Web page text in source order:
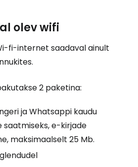
olev wifi
fi-internet saadaval ainult
2 paketina:
ja Whatsappi kaudu
saatmiseks, e-kirjade
maksimaalselt 25 Mb.